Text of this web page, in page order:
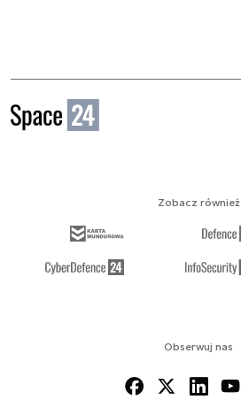
Obserwuj nas
Zobacz również